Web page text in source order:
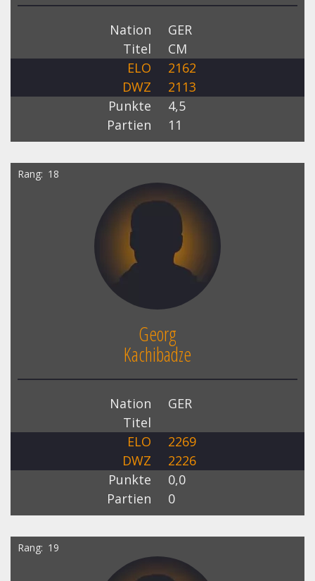
Nation
GER
Titel
CM
ELO
2162
DWZ
2113
Punkte
4,5
Partien
11
Rang 18
Georg
Kachibadze
Nation
GER
Titel
ELO
2269
DWZ
2226
Punkte
0,0
Partien
0
Rang 19